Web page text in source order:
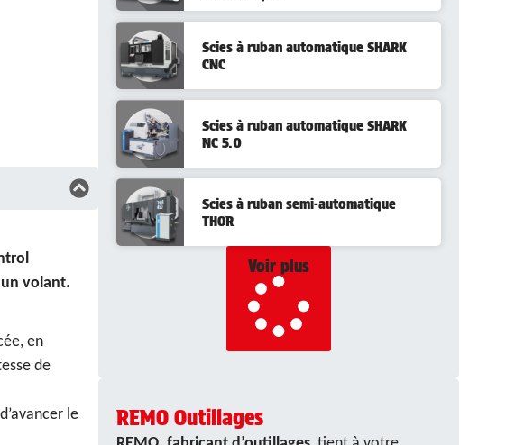
volant.
en
de
le
Scies à ruban automatique SHARK
CNC
Scies à ruban automatique SHARK
NC 5.0
Scies à ruban semi-automatique
THOR
Voir plus
REMO Outillages